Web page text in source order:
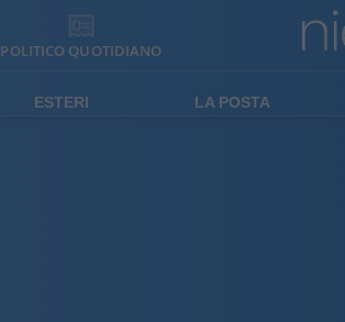
POLITICO QUOTIDIANO
ESTERI LA POSTA